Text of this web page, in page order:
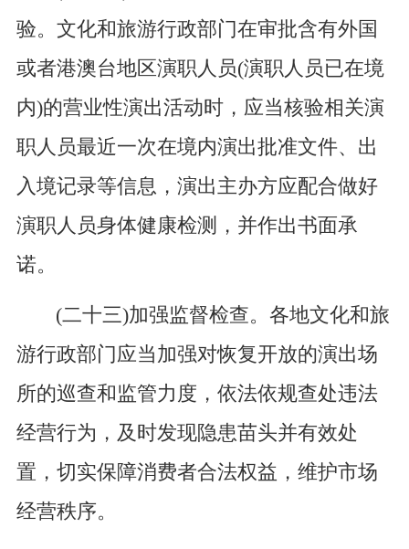
验。文化和旅游行政部门在审批含有外国
或者港澳台地区演职人员(演职人员已在境
内)的营业性演出活动时，应当核验相关演
职人员最近一次在境内演出批准文件、出
入境记录等信息，演出主办方应配合做好
演职人员身体健康检测，并作出书面承
诺。
(二十三)加强监督检查。各地文化和旅
游行政部门应当加强对恢复开放的演出场
所的巡查和监管力度，依法依规查处违法
经营行为，及时发现隐患苗头并有效处
置，切实保障消费者合法权益，维护市场
经营秩序。